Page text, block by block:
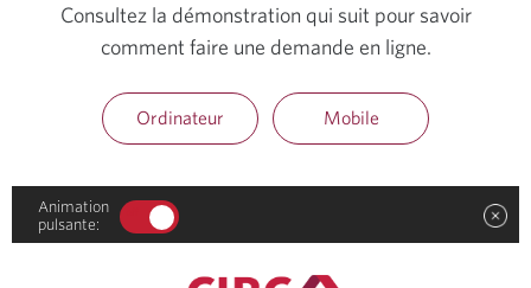
Consultez la démonstration qui suit pour savoir
comment faire une demande en ligne.
Ordinateur Mobile